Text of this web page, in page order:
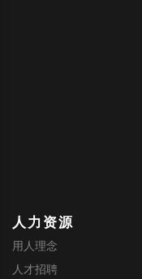
人力资源
用人理念
人才招聘